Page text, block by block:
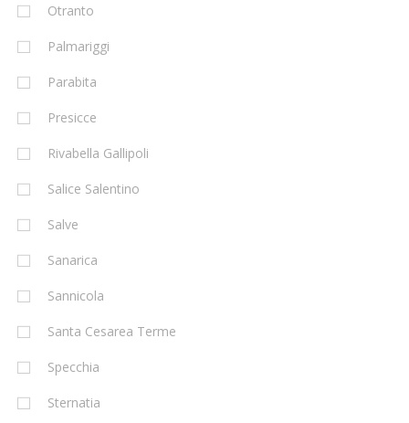
Otranto
Palmariggi
Parabita
Presicce
Rivabella Gallipoli
Salice Salentino
Salve
Sanarica
Sannicola
Santa Cesarea Terme
Specchia
Sternatia